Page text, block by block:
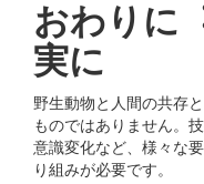
おわりに
実に
野⽣動物と⼈間の共存
ものではありません。
意識変化など、様々な
り組みが必要です。